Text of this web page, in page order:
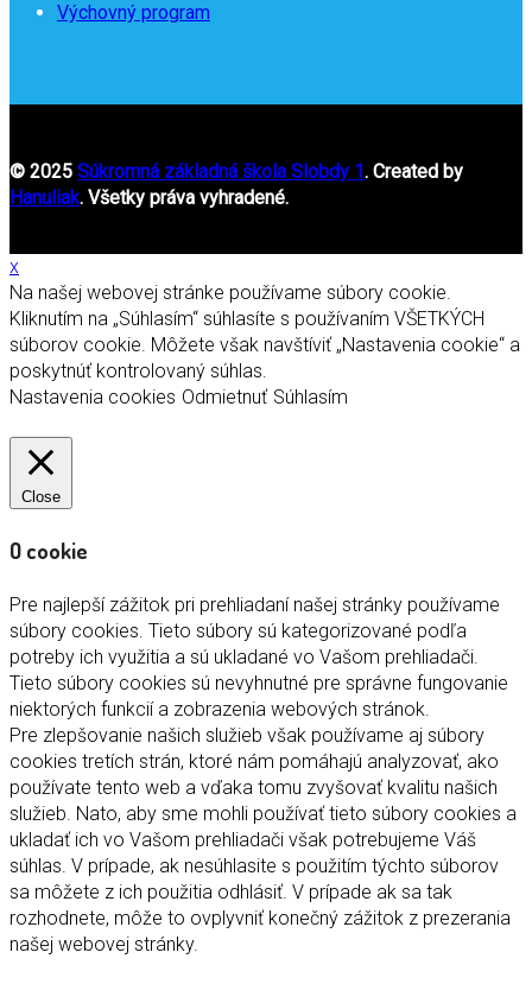
Výchovný program
© 2025 Súkromná základná škola Slobdy 1 . Created by
Hanuliak. Všetky práva vyhradené.
x
Na našej webovej stránke používame súbory cookie.
Kliknutím na „Súhlasím“ súhlasíte s používaním VŠETKÝCH
súborov cookie. Môžete však navštíviť „Nastavenia cookie“ a
poskytnúť kontrolovaný súhlas.
Nastavenia cookies Odmietnuť Súhlasím
Close
O cookie
Pre najlepší zážitok pri prehliadaní našej stránky používame
súbory cookies. Tieto súbory sú kategorizované podľa
potreby ich využitia a sú ukladané vo Vašom prehliadači.
Tieto súbory cookies sú nevyhnutné pre správne fungovanie
niektorých funkcií a zobrazenia webových stránok.
Pre zlepšovanie našich služieb však používame aj súbory
cookies tretích strán, ktoré nám pomáhajú analyzovať, ako
používate tento web a vďaka tomu zvyšovať kvalitu našich
služieb. Nato, aby sme mohli používať tieto súbory cookies a
ukladať ich vo Vašom prehliadači však potrebujeme Váš
súhlas. V prípade, ak nesúhlasite s použitím týchto súborov
sa môžete z ich použitia odhlásiť. V prípade ak sa tak
rozhodnete, môže to ovplyvniť konečný zážitok z prezerania
našej webovej stránky.